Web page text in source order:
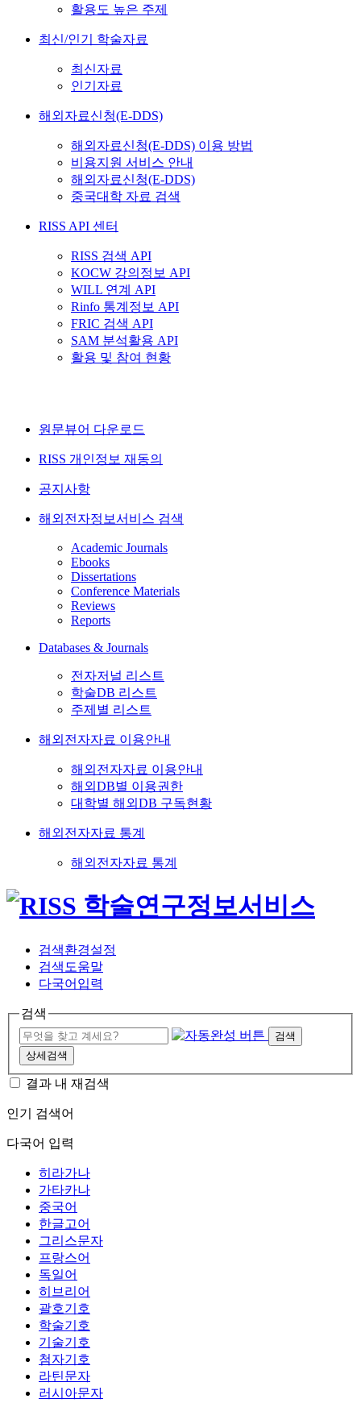
활용도 높은 주제
최신/인기 학술자료
최신자료
인기자료
해외자료신청(E-DDS)
해외자료신청(E-DDS) 이용 방법
비용지원 서비스 안내
해외자료신청(E-DDS)
중국대학 자료 검색
RISS API 센터
RISS 검색 API
KOCW 강의정보 API
WILL 연계 API
Rinfo 통계정보 API
FRIC 검색 API
SAM 분석활용 API
활용 및 참여 현황
원문뷰어 다운로드
RISS 개인정보 재동의
공지사항
해외전자정보서비스 검색
Academic Journals
Ebooks
Dissertations
Conference Materials
Reviews
Reports
Databases & Journals
전자저널 리스트
학술DB 리스트
주제별 리스트
해외전자자료 이용안내
해외전자자료 이용안내
해외DB별 이용권한
대학별 해외DB 구독현황
해외전자자료 통계
해외전자자료 통계
검색환경설정
검색도움말
다국어입력
검색
검색
상세검색
결과 내 재검색
인기 검색어
다국어 입력
히라가나
가타카나
중국어
한글고어
그리스문자
프랑스어
독일어
히브리어
괄호기호
학술기호
기술기호
첨자기호
라틴문자
러시아문자